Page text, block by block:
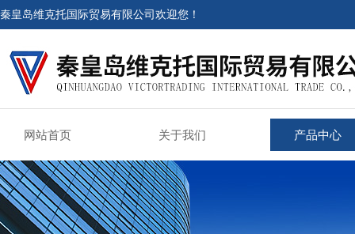
秦皇岛维克托国际贸易有限公司欢迎您！
网站首页 关于我们 产品中心